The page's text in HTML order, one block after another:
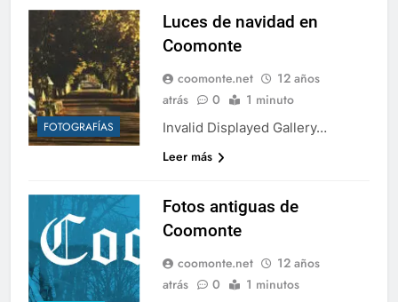
FOTOGRAFÍAS
Luces de navidad en
Coomonte
coomonte.net
12 años
atrás
0 1 minuto
Invalid Displayed Gallery…
Leer más
Fotos antiguas de
Coomonte
coomonte.net
12 años
atrás
0 1 minutos